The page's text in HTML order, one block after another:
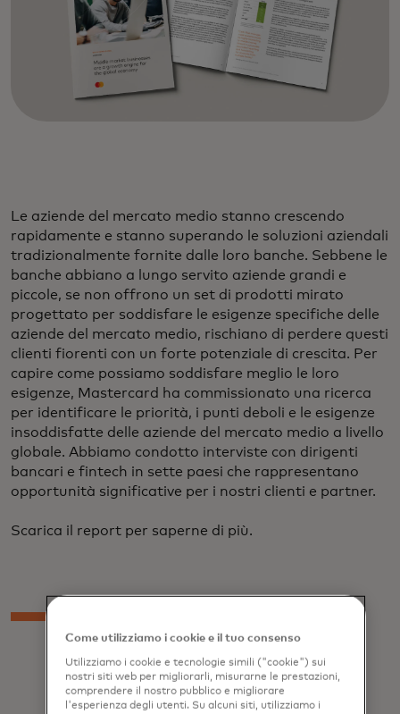
Le aziende del mercato medio stanno crescendo
rapidamente e stanno superando le soluzioni aziendali
tradizionalmente fornite dalle loro banche. Sebbene le
banche abbiano a lungo servito aziende grandi e
piccole, se non offrono un set di prodotti mirato
progettato per soddisfare le esigenze specifiche delle
aziende del mercato medio, rischiano di perdere questi
clienti fiorenti con un forte potenziale di crescita. Per
capire come possiamo soddisfare meglio le loro
esigenze, Mastercard ha commissionato una ricerca
per identificare le priorità, i punti deboli e le esigenze
insoddisfatte delle aziende del mercato medio a livello
globale. Abbiamo condotto interviste con dirigenti
bancari e fintech in sette paesi che rappresentano
opportunità significative per i nostri clienti e partner.
Scarica il report per saperne di più.
Come utilizziamo i cookie e il tuo consenso
Utilizziamo i cookie e tecnologie simili ("cookie") sui
nostri siti web per migliorarli, misurarne le prestazioni,
comprendere il nostro pubblico e migliorare
l'esperienza degli utenti. Su alcuni siti, utilizziamo i